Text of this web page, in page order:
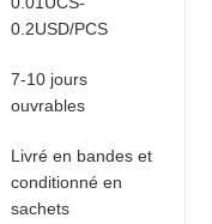
0.2USD/PCS
7-10 jours
ouvrables
Livré en bandes et
conditionné en
sachets